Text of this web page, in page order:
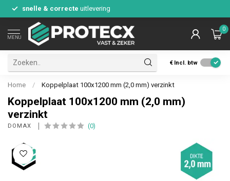
snelle & correcte uitlevering
MENU
0
€ Incl. btw
Home / Koppelplaat 100x1200 mm (2,0 mm) verzinkt
Koppelplaat 100x1200 mm (2,0 mm)
verzinkt
DOMAX (0)